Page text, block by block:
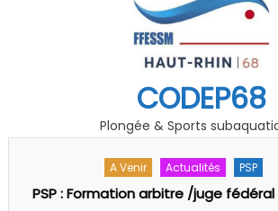
CODEP68
Plongée & Sports
Accueil Actualités Affiches
Formation
GDF Photo